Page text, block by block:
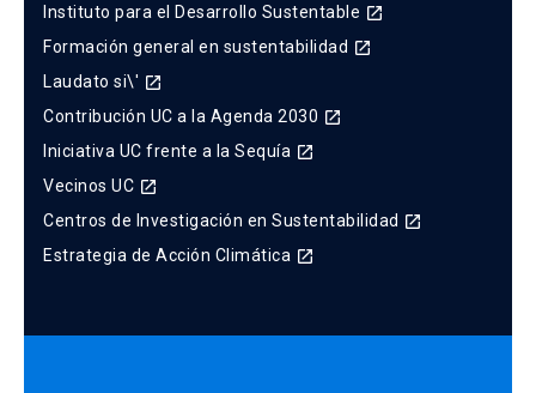
Instituto para el Desarrollo Sustentable launch
Formación general en sustentabilidad launch
Laudato si\' launch
Contribución UC a la Agenda 2030 launch
Iniciativa UC frente a la Sequía launch
Vecinos UC launch
Centros de Investigación en Sustentabilidad launch
Estrategia de Acción Climática launch